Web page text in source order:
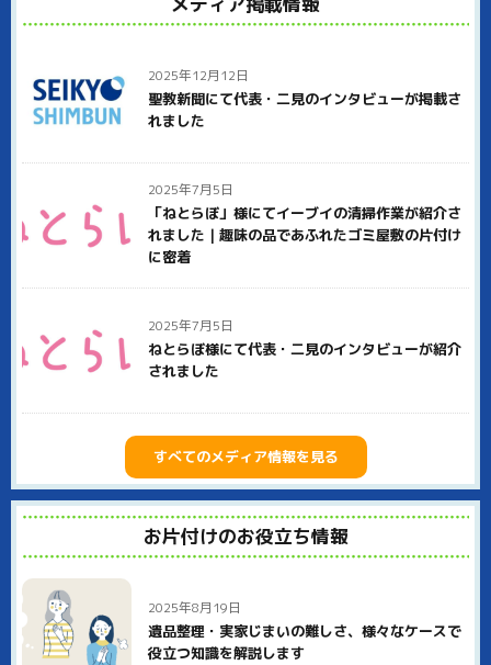
ていることを近所の人に知られないように、中身がわからない
神崎郡市川町でイーブイが選ばれる理由
る理由は、徹底した明朗会計と高品質なサービスにあります。
見積り後の追加料金は一切いただきません。どこまでが基本料
金でできるのかはっきり明示していますので、安心してご用命
ください。
また、イーブイは社員全員が何らかの資格を持つ、スペシャリ
お客様に貢献いたします。
神崎郡市川町での不用品回収、ゴミ屋敷片付け、遺品整理など
はぜひイーブイにご用命ください。
2025年12月12日
聖教新聞にて代表・二見のインタビューが掲載さ
れました
2025年7月5日
「ねとらぼ」様にてイーブイの清掃作業が紹介さ
れました｜趣味の品であふれたゴミ屋敷の片付け
に密着
2025年7月5日
ねとらぼ様にて代表・二見のインタビューが紹介
されました
すべてのメディア情報を見る
お片付けのお役立ち情報
2025年8月19日
遺品整理・実家じまいの難しさ、様々なケースで
役立つ知識を解説します